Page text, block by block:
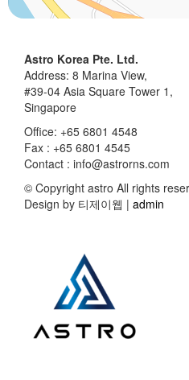
Astro Korea Pte. Ltd.
Address: 8 Marina View,
#39-04 Asia Square Tower 1,
Singapore
Office: +65 6801 4548
Fax : +65 6801 4545
Contact : info@astrorns.com
© Copyright astro All rights
Design by 티제이웹 | admin